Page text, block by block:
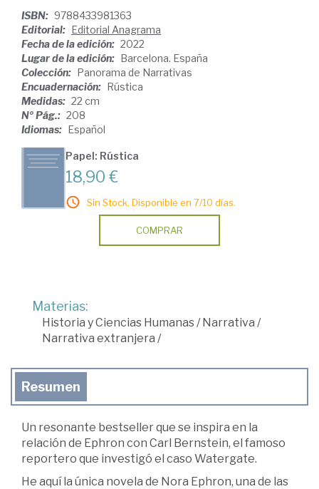
ISBN: 9788433981363
Editorial: Editorial Anagrama
Fecha de la edición: 2022
Lugar de la edición: Barcelona. España
Colección: Panorama de Narrativas
Encuadernación: Rústica
Medidas: 22 cm
Nº Pág.: 208
Idiomas: Español
Papel: Rústica
18,90 €
Sin Stock. Disponible en 7/10 días.
COMPRAR
Materias:
Historia y Ciencias Humanas /Narrativa /
Narrativa extranjera /
Resumen
Un resonante bestseller que se inspira en la
relación de Ephron con Carl Bernstein, el famoso
reportero que investigó el caso Watergate.
He aquí la única novela de Nora Ephron, una de las